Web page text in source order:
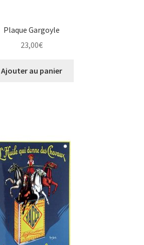
Plaque Gargoyle
23,00€
Ajouter au panier